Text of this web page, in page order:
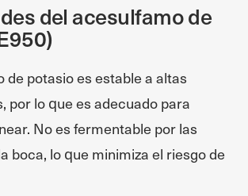
del acesulfamo de
de potasio es estable a altas
por lo que es adecuado para
No es fermentable por las
boca, lo que minimiza el riesgo de